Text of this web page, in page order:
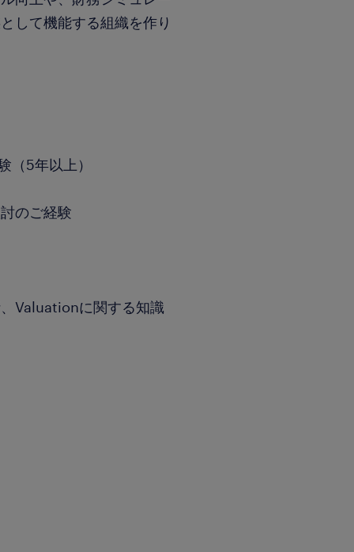
して機能する組織を作り
（5年以上）
のご経験
Valuationに関する知識